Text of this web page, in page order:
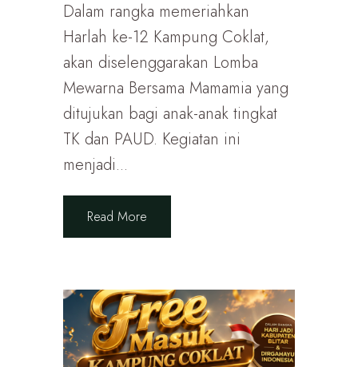
Dalam rangka memeriahkan
Harlah ke-12 Kampung Coklat,
akan diselenggarakan Lomba
Mewarna Bersama Mamamia yang
ditujukan bagi anak-anak tingkat
TK dan PAUD. Kegiatan ini
menjadi...
Read More